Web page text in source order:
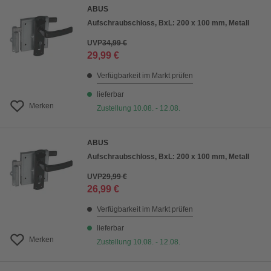
Merken
ABUS
Aufschraubschloss, BxL: 200 x 100 mm, Metall
UVP34,99 €
29,99 €
Verfügbarkeit im Markt prüfen
lieferbar
Zustellung 10.08. - 12.08.
Merken
ABUS
Aufschraubschloss, BxL: 200 x 100 mm, Metall
UVP29,99 €
26,99 €
Verfügbarkeit im Markt prüfen
lieferbar
Zustellung 10.08. - 12.08.